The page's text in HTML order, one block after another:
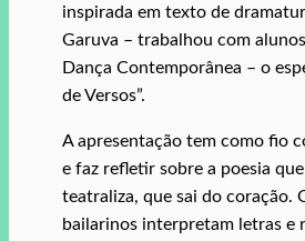
inspirada em texto de
Garuva – trabalhou com
Dança Contemporânea – o
de Versos”.
A apresentação tem como fio
e faz refletir sobre a poesia
teatraliza, que sai do coração.
bailarinos interpretam letras e